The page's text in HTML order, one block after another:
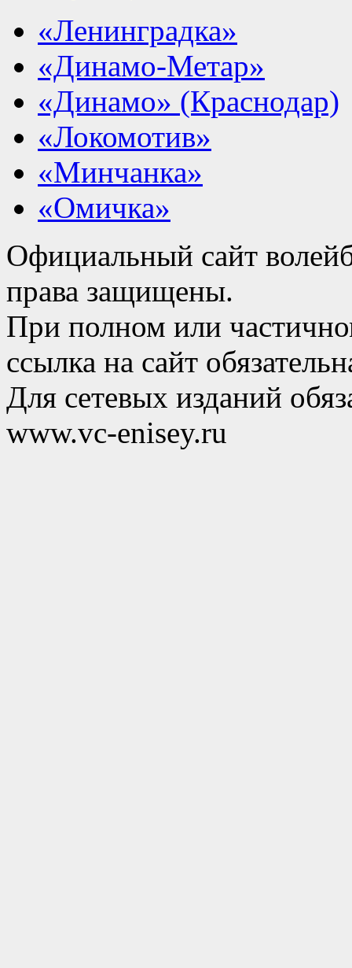
«Ленинградка»
«Динамо-Метар»
«Динамо» (Краснодар)
«Локомотив»
«Минчанка»
«Омичка»
Официальный сайт
права защищены.
При полном или
ссылка на сайт
Для сетевых изданий
www.vc-enisey.ru